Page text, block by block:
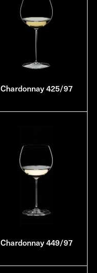
Chardonnay 425/97
Chardonnay 449/97